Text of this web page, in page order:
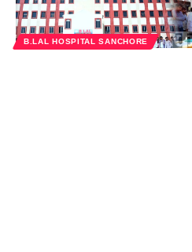
B.LAL HOSPITAL SANCHORE